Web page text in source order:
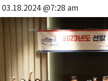
03.18.2024 @7:28 am